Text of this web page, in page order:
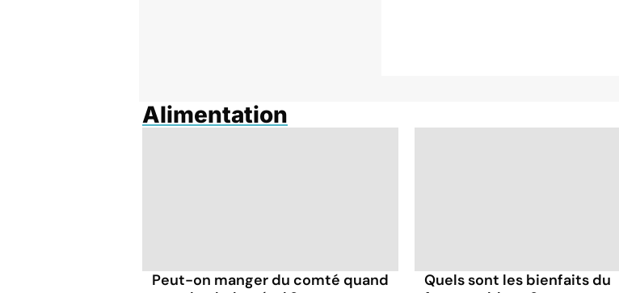
Alimentation
Peut-on manger du comté quand
Quels sont les bienfaits du